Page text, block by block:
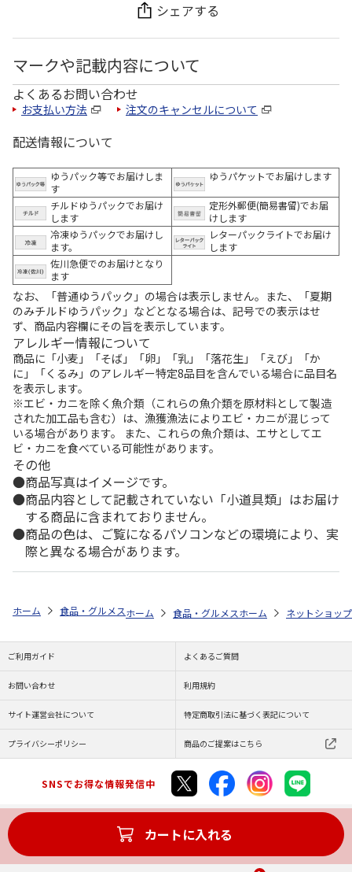
シェアする
マークや記載内容について
よくあるお問い合わせ
お支払い方法 注文のキャンセルについて
配送情報について
ゆうパック等でお届けしま
す
ゆうパケットでお届けします
チルドゆうパックでお届け
します
定形外郵便(簡易書留)でお届
けします
冷凍ゆうパックでお届けし
ます。
レターパックライトでお届け
します
佐川急便でのお届けとなり
ます
なお、「普通ゆうパック」の場合は表示しません。また、「夏期
のみチルドゆうパック」などとなる場合は、記号での表示はせ
ず、商品内容欄にその旨を表示しています。
アレルギー情報について
商品に「小麦」「そば」「卵」「乳」「落花生」「えび」「か
に」「くるみ」のアレルギー特定8品目を含んでいる場合に品目名
を表示します。
※エビ・カニを除く魚介類（これらの魚介類を原材料として製造
された加工品も含む）は、漁獲漁法によりエビ・カニが混じって
いる場合があります。 また、これらの魚介類は、エサとしてエ
ビ・カニを食べている可能性があります。
その他
商品写真はイメージです。
商品内容として記載されていない「小道具類」はお届け
する商品に含まれておりません。
商品の色は、ご覧になるパソコンなどの環境により、実
際と異なる場合があります。
カートに入れる
ホーム 食品・グルメストア 郵便局のカタログ 全国カレー祭り 第5
ホーム 食品・グルメストア 都道府県から探す
ホーム ネットショップ
ご利用ガイド よくあるご質問
お問い合わせ 利用規約
サイト運営会社について 特定商取引法に基づく表記について
プライバシーポリシー 商品のご提案はこちら
SNSでお得な情報発信中
Copyright (C) JAPAN POST Co.,Ltd. All Rights Reserved.